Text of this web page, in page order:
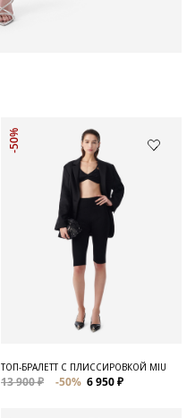
-50%
ТОП-БРАЛЕТТ С ПЛИССИРОВКОЙ MIU
13 900 ₽ -50% 6 950 ₽